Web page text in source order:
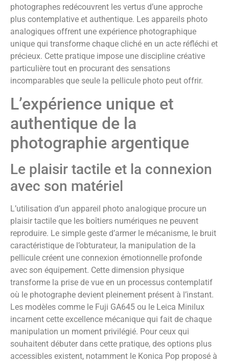
photographes redécouvrent les vertus d’une approche
plus contemplative et authentique. Les appareils photo
analogiques offrent une expérience photographique
unique qui transforme chaque cliché en un acte réfléchi et
précieux. Cette pratique impose une discipline créative
particulière tout en procurant des sensations
incomparables que seule la pellicule photo peut offrir.
L’expérience unique et
authentique de la
photographie argentique
Le plaisir tactile et la connexion
avec son matériel
L’utilisation d’un appareil photo analogique procure un
plaisir tactile que les boîtiers numériques ne peuvent
reproduire. Le simple geste d’armer le mécanisme, le bruit
caractéristique de l’obturateur, la manipulation de la
pellicule créent une connexion émotionnelle profonde
avec son équipement. Cette dimension physique
transforme la prise de vue en un processus contemplatif
où le photographe devient pleinement présent à l’instant.
Les modèles comme le Fuji GA645 ou le Leica Minilux
incarnent cette excellence mécanique qui fait de chaque
manipulation un moment privilégié. Pour ceux qui
souhaitent débuter dans cette pratique, des options plus
accessibles existent, notamment le Konica Pop proposé à